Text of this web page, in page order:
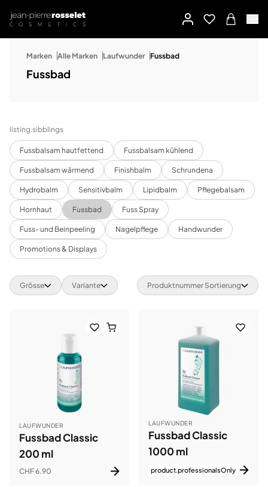
Marken Alle Marken Laufwunder Fussbad
Fussbad
listing.sibblings
Fussbalsam hautfettend Fussbalsam kühlend
Fussbalsam wärmend Finishbalm Schrundena
Hydrobalm Sensitivbalm Lipidbalm Pflegebalsam
Hornhaut Fussbad Fuss Spray
Fuss- und Beinpeeling Nagelpflege Handwunder
Promotions & Displays
Grösse Variante Produktnummer Sortierung
LAUFWUNDER
Fussbad Classic
200 ml
CHF 6.90
LAUFWUNDER
Fussbad Classic
1000 ml
product.professionalsOnly